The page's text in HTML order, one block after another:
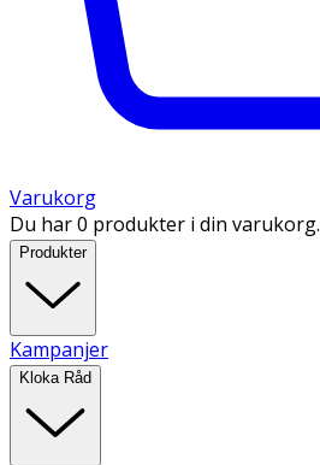
Varukorg
Du har 0 produkter i din varukorg.
Produkter
Kampanjer
Kloka Råd